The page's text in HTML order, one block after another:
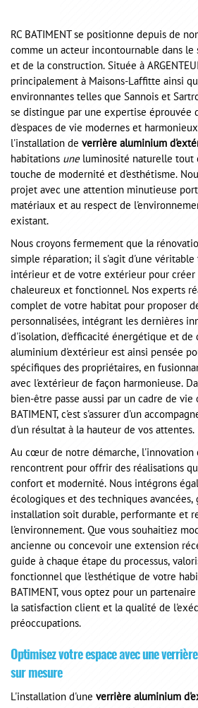
RC BATIMENT se positionne depuis de
comme un acteur incontournable dans le
et de la construction. Située à
principalement à Maisons-Laffitte ainsi
environnantes telles que Sannois et
se distingue par une expertise éprouvée
d'espaces de vie modernes et
l'installation de verrière aluminium
habitations uneluminosité naturelle tout
touche de modernité et d'esthétisme.
projet avec une attention minutieuse
matériaux et au respect de
existant.
Nous croyons fermement que la
simple réparation; il s'agit d'une
intérieur et de votre extérieur pour
chaleureux et fonctionnel. Nos experts
complet de votre habitat pour proposer
personnalisées, intégrant les dernières
d'isolation, d'efficacité énergétique et de
aluminium d'extérieur est ainsi pensée
spécifiques des propriétaires, en
avec l'extérieur de façon harmonieuse.
bien-être passe aussi par un cadre de vie
BATIMENT, c'est s'assurer d'un
d'un résultat à la hauteur de vos attentes.
Au cœur de notre démarche, l'innovation
rencontrent pour offrir des réalisations
confort et modernité. Nous intégrons
écologiques et des techniques avancées,
installation soit durable, performante et
l'environnement. Que vous souhaitiez
ancienne ou concevoir une extension
guide à chaque étape du processus,
fonctionnel que l'esthétique de votre
BATIMENT, vous optez pour un
la satisfaction client et la qualité de
préoccupations.
Optimisez votre espace avec une
sur mesure
L'installation d'une verrière aluminium